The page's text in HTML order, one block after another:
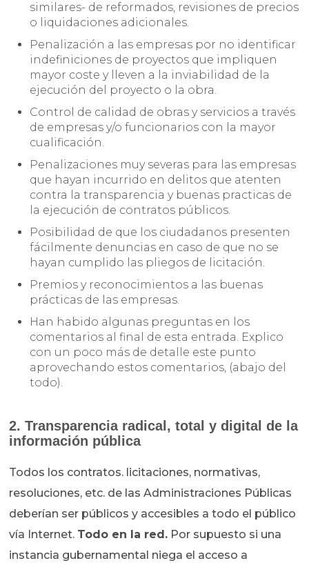
similares- de reformados, revisiones de precios
o liquidaciones adicionales.
Penalización a las empresas por no identificar
indefiniciones de proyectos que impliquen
mayor coste y lleven a la inviabilidad de la
ejecución del proyecto o la obra.
Control de calidad de obras y servicios a través
de empresas y/o funcionarios con la mayor
cualificación.
Penalizaciones muy severas para las empresas
que hayan incurrido en delitos que atenten
contra la transparencia y buenas practicas de
la ejecución de contratos públicos.
Posibilidad de que los ciudadanos presenten
fácilmente denuncias en caso de que no se
hayan cumplido las pliegos de licitación.
Premios y reconocimientos a las buenas
prácticas de las empresas.
Han habido algunas preguntas en los
comentarios al final de esta entrada. Explico
con un poco más de detalle este punto
aprovechando estos comentarios, (abajo del
todo).
2. Transparencia radical, total y digital de la
información pública
Todos los contratos. licitaciones, normativas,
resoluciones, etc. de las Administraciones Públicas
deberían ser públicos y accesibles a todo el público
vía Internet. Todo en la red. Por supuesto si una
instancia gubernamental niega el acceso a